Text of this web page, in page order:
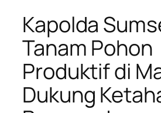
Kapolda
Tanam Pohon
Produktif di
Dukung